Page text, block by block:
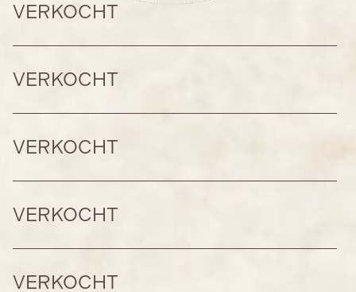
VERKOCHT
VERKOCHT
VERKOCHT
VERKOCHT
VERKOCHT